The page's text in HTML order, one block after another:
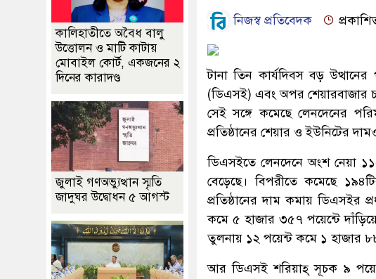
নিজস্ব প্রতিবেদক
টানা তিন কার্যদিবস বড়
(ডিএসই) এবং অপর শেয়ারবাজার
সেই সঙ্গে কমেছে লেনদেনের
প্রতিষ্ঠানের শেয়ার ও ইউনিটের
ডিএসইতে লেনদেনে অংশ নেয়া
বেড়েছে। বিপরীতে কমেছে
প্রতিষ্ঠানের দাম কমায়
কমে ৫ হাজার ৩৫৭ পয়েন্টে
তুলনায় ১২ পয়েন্ট কমে ১ হাজার
আর ডিএসই শরিয়াহ্ সূচক ৯
কালিহাতীতে অবৈধ বালু
উত্তোলন ও মাটি কাটায়
মোবাইল কোর্ট, একজনের ২
দিনের কারাদণ্ড
জুলাই গণঅভ্যুত্থান স্মৃতি
জাদুঘর উদ্বোধন ৫ আগস্ট